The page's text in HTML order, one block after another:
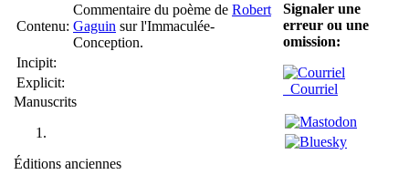
Contenu:
Commentaire du poème de Robert
Gaguin sur l'Immaculée-
Conception.
Incipit:
Explicit:
Manuscrits
Éditions anciennes
Signaler une
erreur ou une
omission:
Courriel